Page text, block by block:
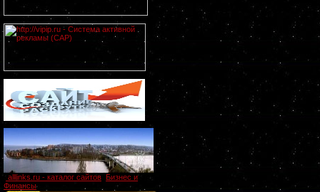
alllinks.ru - каталог сайтов Бизнес и
Финансы